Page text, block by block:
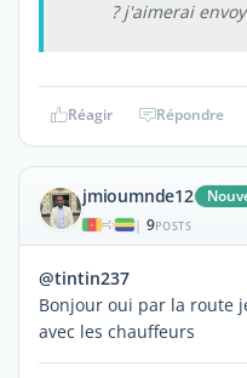
? j'aimerai
Réagir Répondre
jmioumnde12
| 9POSTS
@tintin237
Bonjour oui par la route
avec les chauffeurs